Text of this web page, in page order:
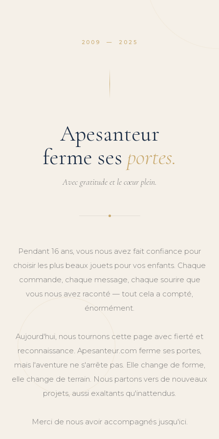
2009 — 2025
Apesanteur
ferme ses portes.
Avec gratitude et le cœur plein.
Pendant 16 ans, vous nous avez fait confiance pour
choisir les plus beaux jouets pour vos enfants. Chaque
commande, chaque message, chaque sourire que
vous nous avez raconté — tout cela a compté,
énormément.
Aujourd'hui, nous tournons cette page avec fierté et
reconnaissance. Apesanteur.com ferme ses portes,
mais l'aventure ne s'arrête pas. Elle change de forme,
elle change de terrain. Nous partons vers de nouveaux
projets, aussi exaltants qu'inattendus.
Merci de nous avoir accompagnés jusqu'ici.